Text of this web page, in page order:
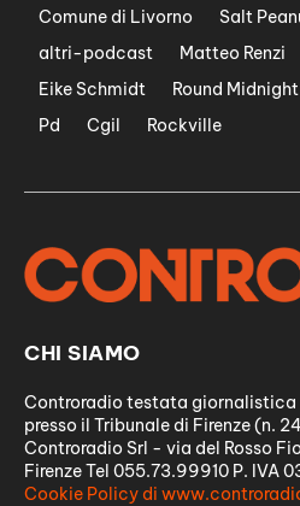
Comune di Livorno
Salt
altri-podcast
Matteo Renzi
Eike Schmidt
Round Midnight
Pd
Cgil Rockville
CHI SIAMO
Controradio testata
presso il Tribunale di Firenze (n.
Controradio Srl - via del Rosso
Firenze Tel 055.73.99910 P. IVA
Cookie Policy di